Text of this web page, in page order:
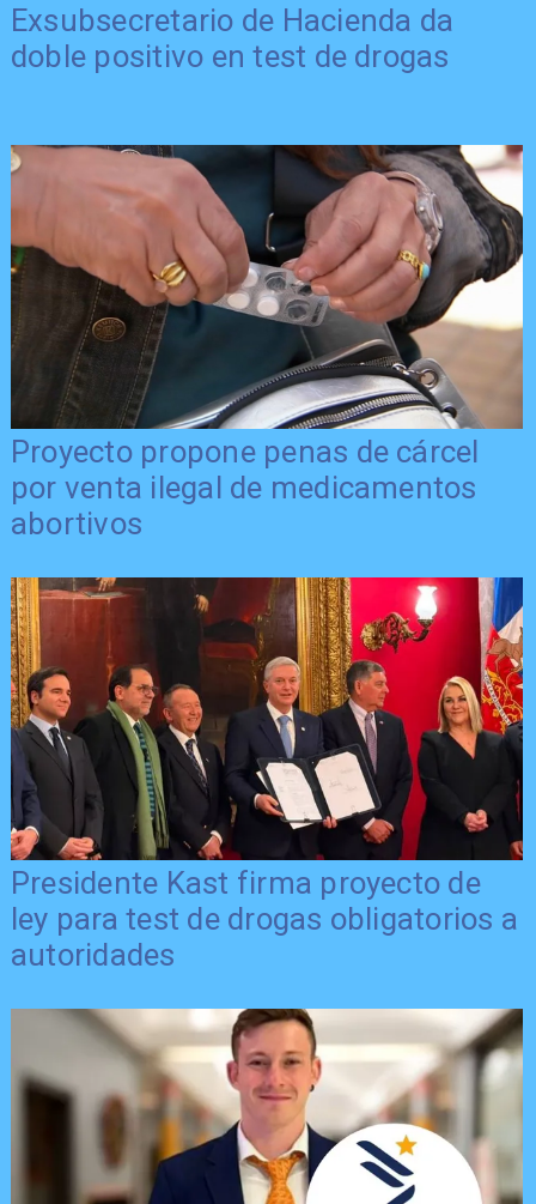
Exsubsecretario de Hacienda da
doble positivo en test de drogas
Proyecto propone penas de cárcel
por venta ilegal de medicamentos
abortivos
Presidente Kast firma proyecto de
ley para test de drogas obligatorios a
autoridades